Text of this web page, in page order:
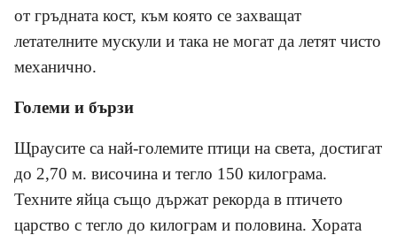
от гръдната кост, към която се захващат
летателните мускули и така не могат да летят чисто
механично.
Големи и бързи
Щраусите са най-големите птици на света, достигат
до 2,70 м. височина и тегло 150 килограма.
Техните яйца също държат рекорда в птичето
царство с тегло до килограм и половина. Хората